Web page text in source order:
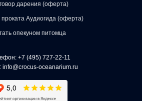
дарения (оферта)
проката Аудиогида (оферта)
опекуном питомца
+7 (495) 727-22-11
info@crocus-oceanarium.ru